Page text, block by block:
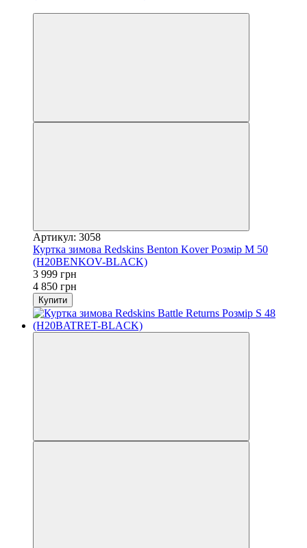
Артикул: 3058
Куртка зимова Redskins Benton Kover Розмір М 50
(H20BENKOV-BLACK)
3 999 грн
4 850 грн
Купити